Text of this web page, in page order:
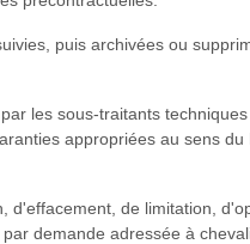
puis archivées ou
les sous-traitants
appropriées au sens du
d'effacement, de limitation,
demande adressée à